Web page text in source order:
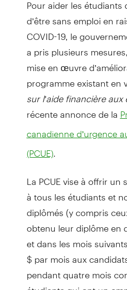
d’être sans emploi en
COVID-19, le
a pris plusieurs
mise en œuvre
programme existant en
sur l’aide financière
récente annonce de la
canadienne d’urgence
(PCUE).
La PCUE vise à offrir
à tous les étudiants et
diplômés (y compris
obtenu leur diplôme en
et dans les mois
$ par mois aux
pendant quatre mois